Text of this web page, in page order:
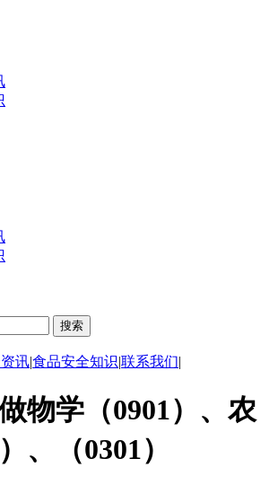
讯|食品安全知识|联系我们|
物学（0901）、农
、（0301）